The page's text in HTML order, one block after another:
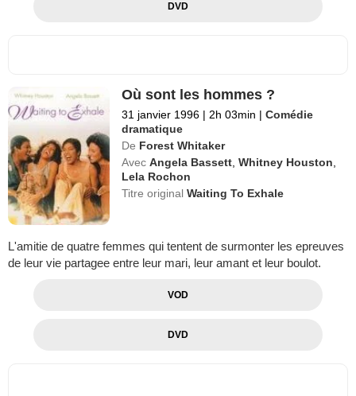
DVD
Où sont les hommes ?
31 janvier 1996 | 2h 03min | Comédie
dramatique
De Forest Whitaker
Avec Angela Bassett,Whitney Houston,
Lela Rochon
Titre originalWaiting To Exhale
L'amitie de quatre femmes qui tentent de surmonter les epreuves
de leur vie partagee entre leur mari, leur amant et leur boulot.
VOD
DVD